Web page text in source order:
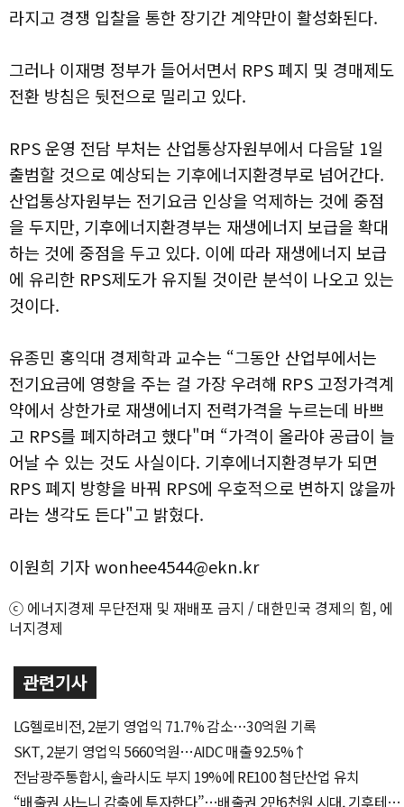
라지고 경쟁 입찰을 통한 장기간 계약만이 활성화된다.
그러나 이재명 정부가 들어서면서 RPS 폐지 및 경매제도
전환 방침은 뒷전으로 밀리고 있다.
RPS 운영 전담 부처는 산업통상자원부에서 다음달 1일
출범할 것으로 예상되는 기후에너지환경부로 넘어간다.
산업통상자원부는 전기요금 인상을 억제하는 것에 중점
을 두지만, 기후에너지환경부는 재생에너지 보급을 확대
하는 것에 중점을 두고 있다. 이에 따라 재생에너지 보급
에 유리한 RPS제도가 유지될 것이란 분석이 나오고 있는
것이다.
유종민 홍익대 경제학과 교수는 “그동안 산업부에서는
전기요금에 영향을 주는 걸 가장 우려해 RPS 고정가격계
약에서 상한가로 재생에너지 전력가격을 누르는데 바쁘
고 RPS를 폐지하려고 했다"며 “가격이 올라야 공급이 늘
어날 수 있는 것도 사실이다. 기후에너지환경부가 되면
RPS 폐지 방향을 바꿔 RPS에 우호적으로 변하지 않을까
라는 생각도 든다"고 밝혔다.
이원희 기자 wonhee4544@ekn.kr
ⓒ 에너지경제 무단전재 및 재배포 금지 / 대한민국 경제의 힘, 에
너지경제
관련기사
LG헬로비전, 2분기 영업익 71.7% 감소…30억원 기록
SKT, 2분기 영업익 5660억원…AIDC 매출 92.5%↑
전남광주통합시, 솔라시도 부지 19%에 RE100 첨단산업 유치
“배출권 사느니 감축에 투자한다”…배출권 2만6천원 시대, 기후테크